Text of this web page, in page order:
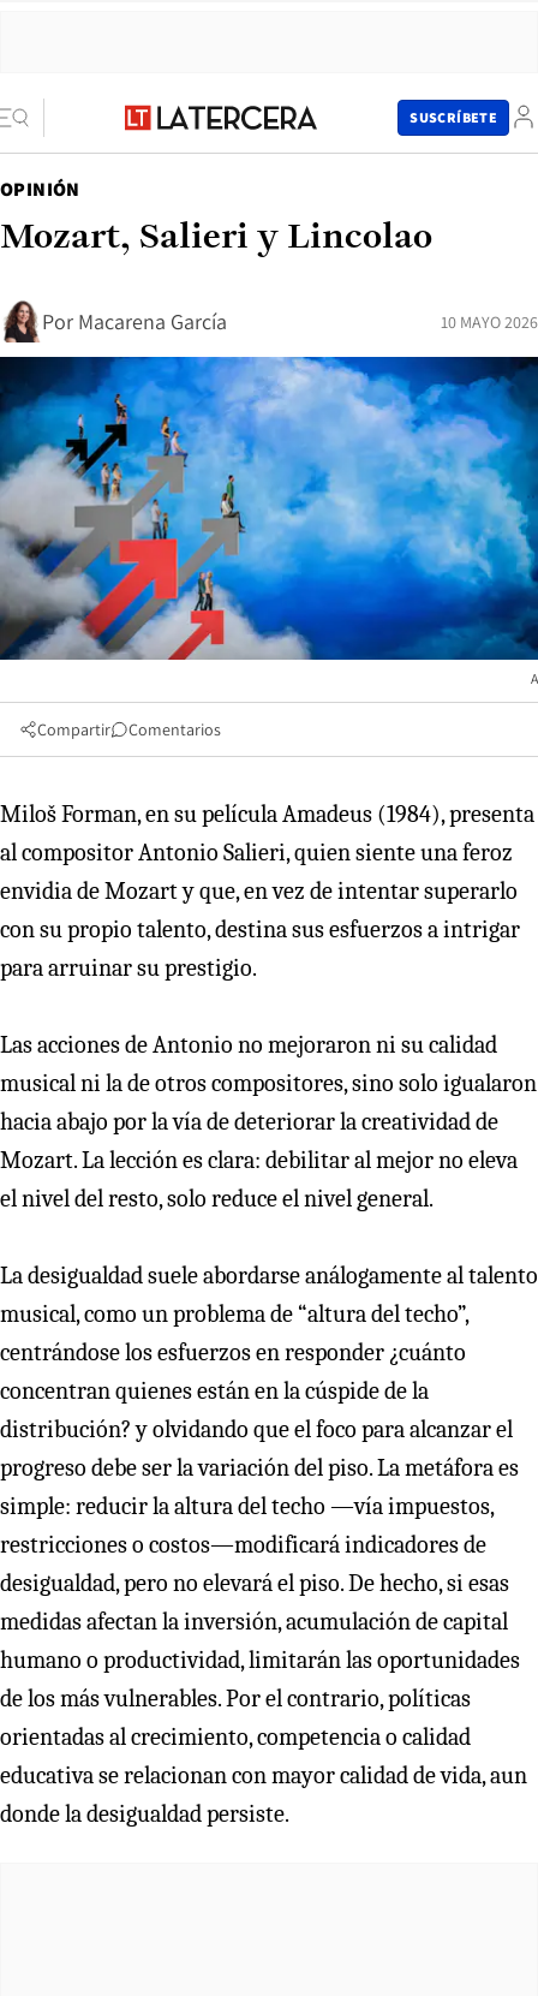
SUSCRÍBETE
OPINIÓN
Mozart, Salieri y Lincolao
Por Macarena García 10 MAYO 2026
A
Compartir Comentarios
Miloš Forman, en su película Amadeus (1984), presenta
al compositor Antonio Salieri, quien siente una feroz
envidia de Mozart y que, en vez de intentar superarlo
con su propio talento, destina sus esfuerzos a intrigar
para arruinar su prestigio.
Las acciones de Antonio no mejoraron ni su calidad
musical ni la de otros compositores, sino solo igualaron
hacia abajo por la vía de deteriorar la creatividad de
Mozart. La lección es clara: debilitar al mejor no eleva
el nivel del resto, solo reduce el nivel general.
La desigualdad suele abordarse análogamente al talento
musical, como un problema de “altura del techo”,
centrándose los esfuerzos en responder ¿cuánto
concentran quienes están en la cúspide de la
distribución? y olvidando que el foco para alcanzar el
progreso debe ser la variación del piso. La metáfora es
simple: reducir la altura del techo —vía impuestos,
restricciones o costos—modificará indicadores de
desigualdad, pero no elevará el piso. De hecho, si esas
medidas afectan la inversión, acumulación de capital
humano o productividad, limitarán las oportunidades
de los más vulnerables. Por el contrario, políticas
orientadas al crecimiento, competencia o calidad
educativa se relacionan con mayor calidad de vida, aun
donde la desigualdad persiste.